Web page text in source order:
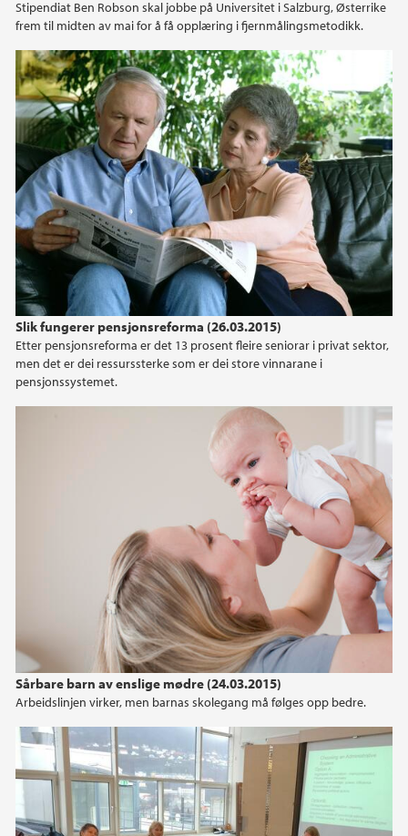
Stipendiat Ben Robson skal jobbe på Universitet i Salzburg, Østerrike
frem til midten av mai for å få opplæring i fjernmålingsmetodikk.
Slik fungerer pensjonsreforma (26.03.2015)
Etter pensjonsreforma er det 13 prosent fleire seniorar i privat sektor,
men det er dei ressurssterke som er dei store vinnarane i
pensjonssystemet.
Sårbare barn av enslige mødre (24.03.2015)
Arbeidslinjen virker, men barnas skolegang må følges opp bedre.
2023
2022
2021
2020
2019
2018
2017
2016
2014
2013
2012
2011
2010
2009
2008